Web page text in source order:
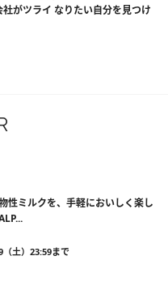
がツライ なりたい自分を見つけ
性ミルクを、手軽においしく楽し
（土）23:59まで